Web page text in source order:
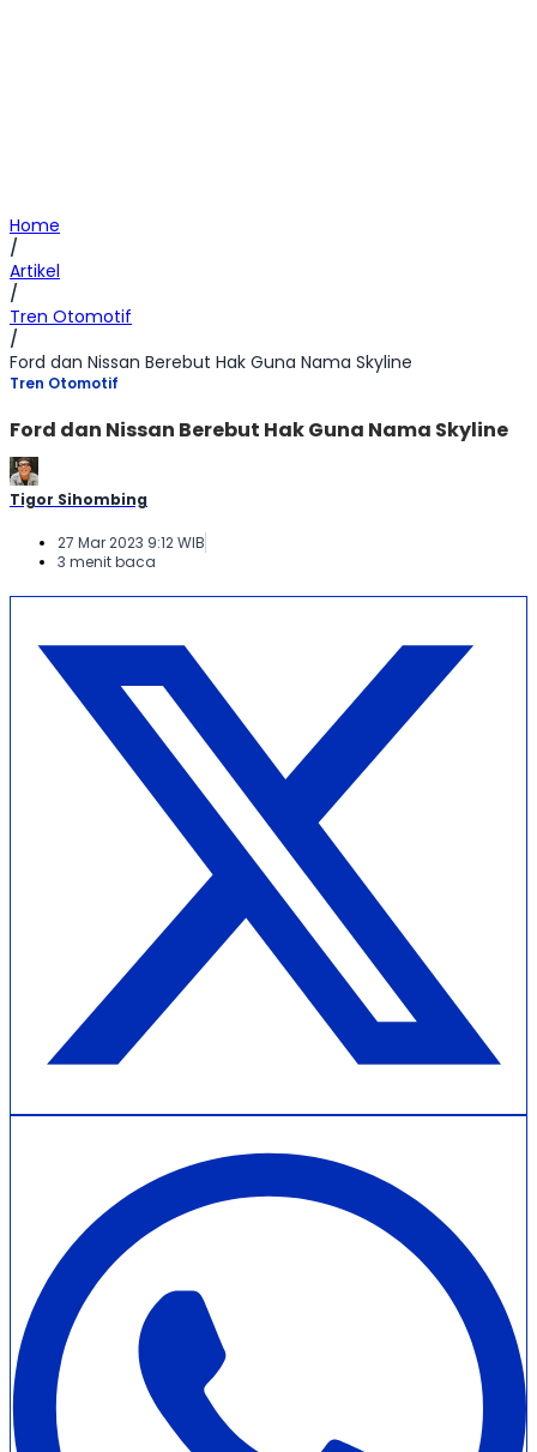
Home
/
Artikel
/
Tren Otomotif
/
Ford dan Nissan Berebut Hak Guna Nama Skyline
Tren Otomotif
Ford dan Nissan Berebut Hak Guna Nama Skyline
Tigor Sihombing
27 Mar 2023 9:12 WIB
3 menit baca